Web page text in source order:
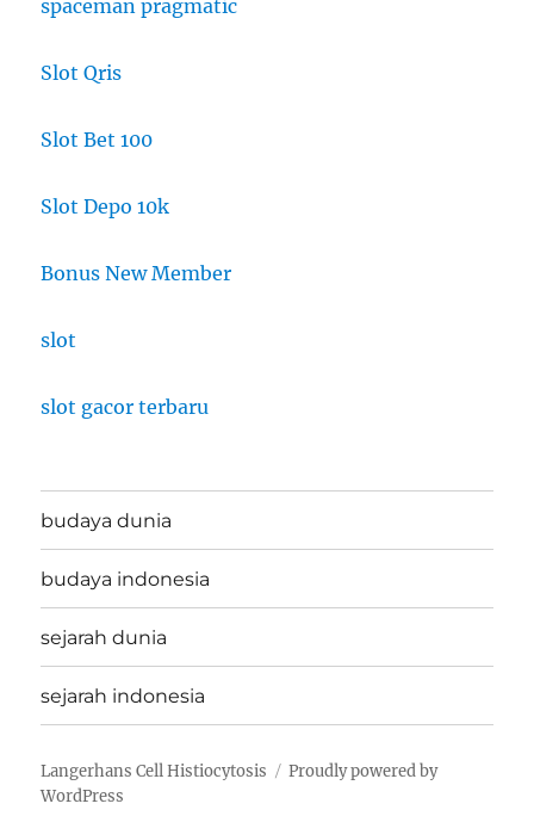
spaceman pragmatic
Slot Qris
Slot Bet 100
Slot Depo 10k
Bonus New Member
slot
slot gacor terbaru
budaya dunia
budaya indonesia
sejarah dunia
sejarah indonesia
Langerhans Cell Histiocytosis
Proudly powered by
WordPress